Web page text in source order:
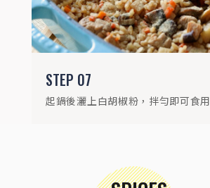
STEP 07
起鍋後灑上白胡椒粉，拌勻即可食用